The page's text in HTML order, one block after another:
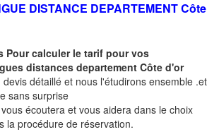
DISTANCE DEPARTEMENT Côte
Pour calculer le tarif pour vos
distances departement Côte d'or
détaillé et nous l'étudirons ensemble .et
sans surprise
écoutera et vous aidera dans le choix
la procédure de réservation.